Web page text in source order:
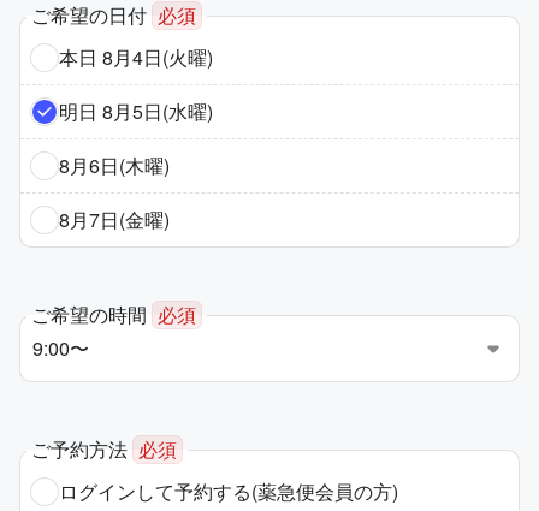
ご希望の日付 必須
本日 8月4日(火曜)
明日 8月5日(水曜)
8月6日(木曜)
8月7日(金曜)
ご希望の時間 必須
ご予約方法 必須
ログインして予約する(薬急便会員の方)